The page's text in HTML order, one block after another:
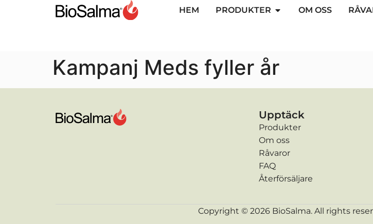
HEM PRODUKTER OM OSS
Kampanj Meds fyller år
Upptäck
Produkter
Om oss
Råvaror
FAQ
Återförsäljare
Copyright © 2026 BioSalma. All rights